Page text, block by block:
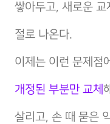
쌓아두고, 새로운 교
절로 나온다.
이제는 이런 문제점
개정된 부분만 교체
살리고, 손 때 묻은